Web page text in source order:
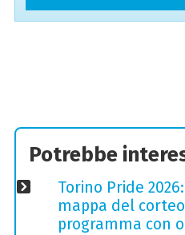
Potrebbe
Torino Pride
mappa del
programma con